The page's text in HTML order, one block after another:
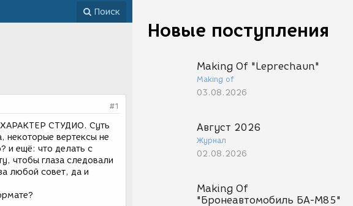
Новые поступления
Making Of "Leprechaun"
Making of
03.08.2026
Август 2026
Журнал
02.08.2026
Making Of
"Бронеавтомобиль БА-М85"
Поиск
#1
ХАРАКТЕР СТУДИО. Суть
некоторые вертексы не
и ещё: что делать с
чтобы глаза следовали
любой совет, да и